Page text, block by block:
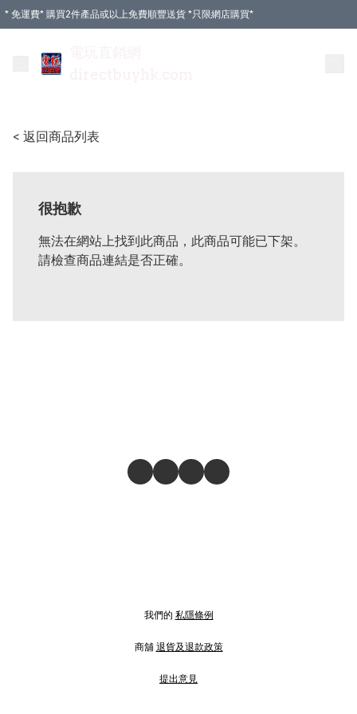
* 免運費* 購買2件產品或以上免費順豐送貨 *只限網店購買*
< 返回商品列表
很抱歉
無法在網站上找到此商品，此商品可能已下架。
請檢查商品連結是否正確。
我們的 私隱條例
商舖 退貨及退款政策
提出意見